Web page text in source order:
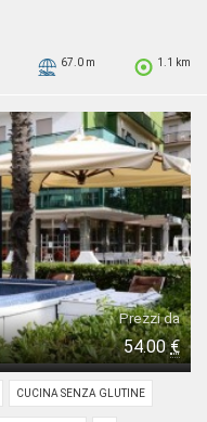
1.1 km
67.0 m
Prezzi da
54.00€
CUCINA SENZA GLUTINE